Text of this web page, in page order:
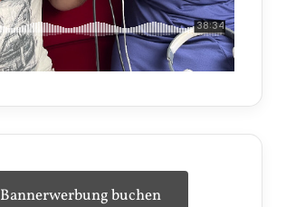
Bannerwerbung buchen